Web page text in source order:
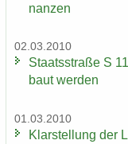
nan­zen
02.03.2010
Staats­stra­ße S
baut wer­den
01.03.2010
Klar­stel­lung der